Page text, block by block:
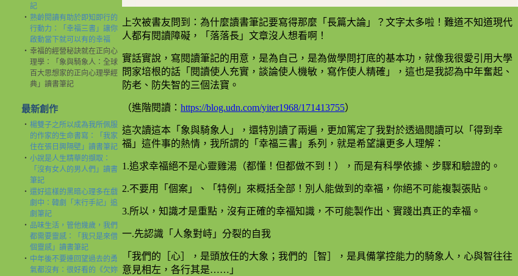
記
‧ 熟齡閱讀有助於即知即行的
行動力：「幸福三書」讓你
啟動當下就可以有的幸福
‧ 幸福的經營秘訣就在正向心
理學：「象與騎象人：全球
百大思想家的正向心理學經
典」讀書筆記
最新創作
‧ 楊雙子之所以成為我所佩服
的作家的生命書寫：「我家
住在張日興隔壁」讀書筆記
‧ 小說是人生精華的擷取：
「沒有女人的男人們」讀書
筆記
‧ 還好這樣的黑暗心理多在戲
劇中：韓劇「末行手記」追
劇筆記
‧ 品味生活，管他幾歲，我們
都需要靈感：「我只是來借
個靈感」讀書筆記
‧ 中年後不要連回望過去的勇
氣都沒有：很好看的《欠妳
上次被書友問到：為什麼讀書筆記要寫得那麼「長篇大論」？文字太多啦！難道不知道現代
人都有閱讀障礙，「落落長」文章沒人想看啊！
實話實說，寫閱讀筆記的用意，是為自己，是為做學問打底的基本功，就像我很愛引用大學
問家培根的話「閱讀使人充實，談論使人機敏，寫作使人精確」，這也是我認為中年奮起、
防老、防失智的三個法寶。
（進階閱讀： https://blog.udn.com/yiter1968/171413755）
這次讀這本「象與騎象人」，還特別讀了兩遍，更加篤定了我對於透過閱讀可以「得到幸
福」這件事的熱情，我所謂的「幸福三書」系列，就是希望讓更多人理解：
1.追求幸福絕不是心靈雞湯（都懂！但都做不到！），而是有科學依據、步驟和驗證的。
2.不要用「個案」、「特例」來概括全部！別人能做到的幸福，你絕不可能複製張貼。
3.所以，知識才是重點，沒有正確的幸福知識，不可能製作出、實踐出真正的幸福。
一.先認識「人象對峙」分裂的自我
「我們的［心］，是頭放任的大象；我們的［智］，是具備掌控能力的騎象人，心與智往往
意見相左，各行其是……」